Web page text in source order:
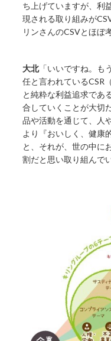
ち上げていますが、利
現される取り組みが
リンさんのCSVとほぼ
大北「いいですね。も
任と言われているCSR
と純粋な利益追求であ
合していくことが大切
品や活動を通じて、人
より『おいしく、健康
と、それが、世の中に
割だと思い取り組んで